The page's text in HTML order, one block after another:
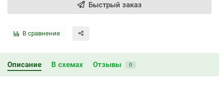
Быстрый заказ
В сравнение
Описание В схемах Отзывы 0